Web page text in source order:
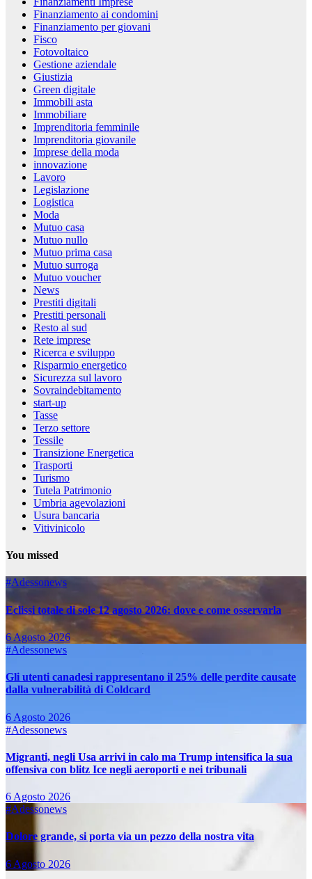
Finanziamento ai condomini
Finanziamento per giovani
Fisco
Fotovoltaico
Gestione aziendale
Giustizia
Green digitale
Immobili asta
Immobiliare
Imprenditoria femminile
Imprenditoria giovanile
Imprese della moda
innovazione
Lavoro
Legislazione
Logistica
Moda
Mutuo casa
Mutuo nullo
Mutuo prima casa
Mutuo surroga
Mutuo voucher
News
Prestiti digitali
Prestiti personali
Resto al sud
Rete imprese
Ricerca e sviluppo
Risparmio energetico
Sicurezza sul lavoro
Sovraindebitamento
start-up
Tasse
Terzo settore
Tessile
Transizione Energetica
Trasporti
Turismo
Tutela Patrimonio
Umbria agevolazioni
Usura bancaria
Vitivinicolo
You missed
#Adessonews
Eclissi totale di sole 12 agosto 2026: dove e come osservarla
6 Agosto 2026
#Adessonews
Gli utenti canadesi rappresentano il 25% delle perdite causate
dalla vulnerabilità di Coldcard
6 Agosto 2026
#Adessonews
Migranti, negli Usa arrivi in calo ma Trump intensifica la sua
offensiva con blitz Ice negli aeroporti e nei tribunali
6 Agosto 2026
#Adessonews
Dolore grande, si porta via un pezzo della nostra vita
6 Agosto 2026